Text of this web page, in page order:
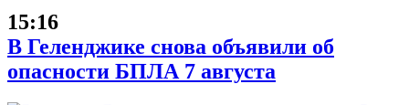
15:16
В Геленджике снова объявили об
опасности БПЛА 7 августа